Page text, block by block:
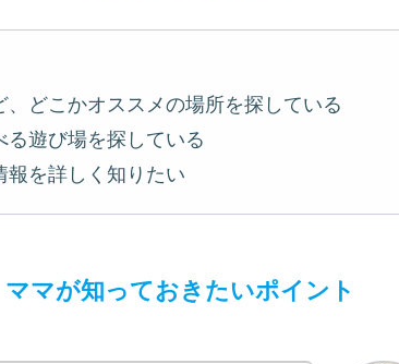
、どこかオススメの場所を探している
る遊び場を探している
報を詳しく知りたい
マが知っておきたいポイント